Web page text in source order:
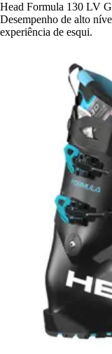
Head Formula 130 LV
Desempenho de alto
experiência de esqui.